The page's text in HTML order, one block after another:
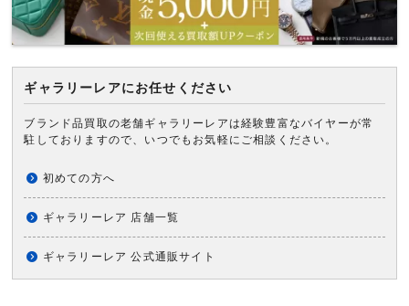
ギャラリーレアにお任せください
ブランド品買取の老舗ギャラリーレアは経験豊富なバイヤーが常
駐しておりますので、いつでもお気軽にご相談ください。
初めての方へ
ギャラリーレア 店舗一覧
ギャラリーレア 公式通販サイト